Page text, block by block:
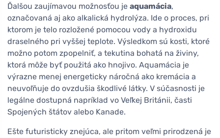
Ďalšou zaujímavou možnosťou je aquamácia,
označovaná aj ako alkalická hydrolýza. Ide o proces, pri
ktorom je telo rozložené pomocou vody a hydroxidu
draselného pri vyššej teplote. Výsledkom sú kosti, ktoré
možno potom zpopelniť, a tekutina bohatá na živiny,
ktorá môže byť použitá ako hnojivo. Aquamácia je
výrazne menej energeticky náročná ako kremácia a
neuvoľňuje do ovzdušia škodlivé látky. V súčasnosti je
legálne dostupná napríklad vo Veľkej Británii, časti
Spojených štátov alebo Kanade.
Ešte futuristicky znejúca, ale pritom veľmi prirodzená je